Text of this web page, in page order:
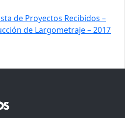
de Proyectos Recibidos –
de Largometraje – 2017